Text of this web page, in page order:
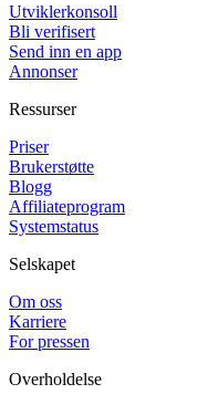
Utviklerkonsoll
Bli verifisert
Send inn en app
Annonser
Ressurser
Priser
Brukerstøtte
Blogg
Affiliateprogram
Systemstatus
Selskapet
Om oss
Karriere
For pressen
Overholdelse